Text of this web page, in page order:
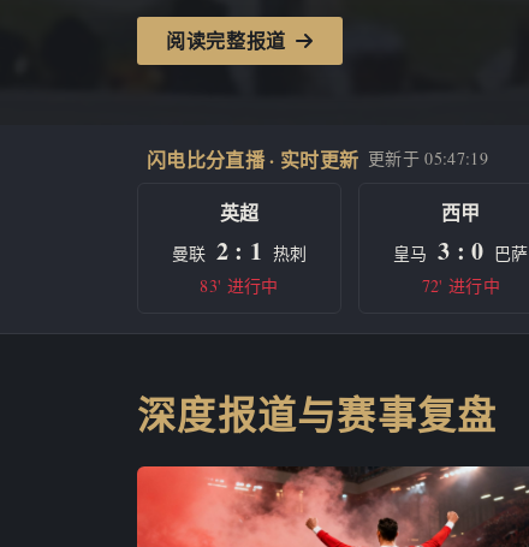
阅读完整报道
闪电比分直播 · 实时更新 更新于05:47:19
英超
曼联 2 : 1 热刺
83' 进行中
西甲
皇马 3 : 0 巴萨
72' 进行中
深度报道与赛事复盘